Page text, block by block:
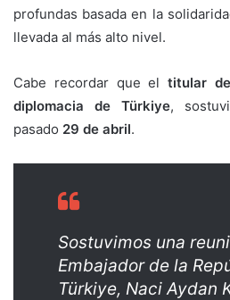
profundas basada en la
llevada al más alto nivel.
Cabe recordar que el titular
diplomacia de Türkiye,
pasado 29 de abril.
Sostuvimos una
Embajador de la
Türkiye, Naci Aydan